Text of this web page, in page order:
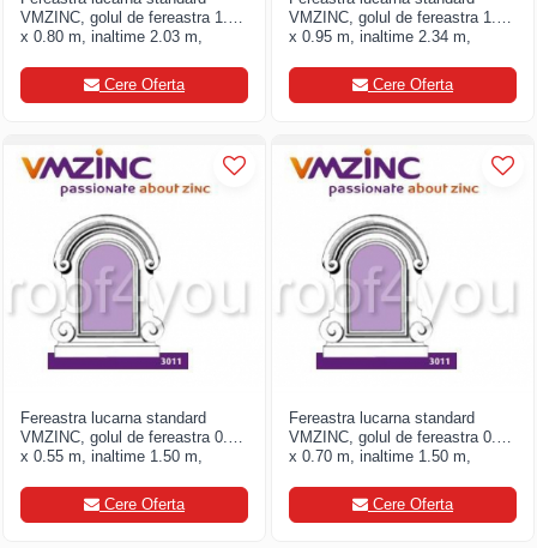
Clesti inchidere in streasina
Clesti mari
Clesti de sficuit
Clesti inchidere capace atic
Clesti speciali
Clesti de dulgherie
Accesorii clesti
Ciocane
Ciocane cu cap din plastic
Ciocane cu cap din lemn
Ciocane cu cap din fier
Ciocane pentru plumb
Ferestre de mansarda
Accesorii invelitori si fatade
Parazapezi
Ornamente invelitori
Folii de difuzie
Ventilatii
Parafrunzare
Suporti panouri fotovoltaice
Elemente de dilatare
Suruburi si cuie
Lucru pe acoperis
Platforme de lucru
Trepte de acces
Lucru pe acoperis
VMZINC, golul de fereastra 1.40
x 0.80 m, inaltime 2.03 m,
Cere Oferta
VMZINC, golul de fereastra 1.60
x 0.95 m, inaltime 2.34 m,
Cere Oferta
Fereastra lucarna standard
VMZINC, golul de fereastra 0.90
x 0.55 m, inaltime 1.50 m,
Cere Oferta
Fereastra lucarna standard
VMZINC, golul de fereastra 0.90
x 0.70 m, inaltime 1.50 m,
Cere Oferta